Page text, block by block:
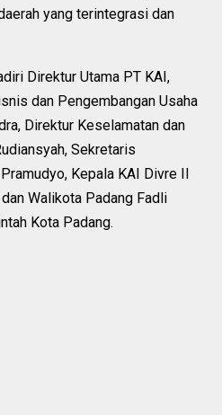
yang terintegrasi dan
Direktur Utama PT KAI,
dan Pengembangan Usaha
Direktur Keselamatan dan
Sekretaris
Kepala KAI Divre II
Walikota Padang Fadli
Kota Padang.